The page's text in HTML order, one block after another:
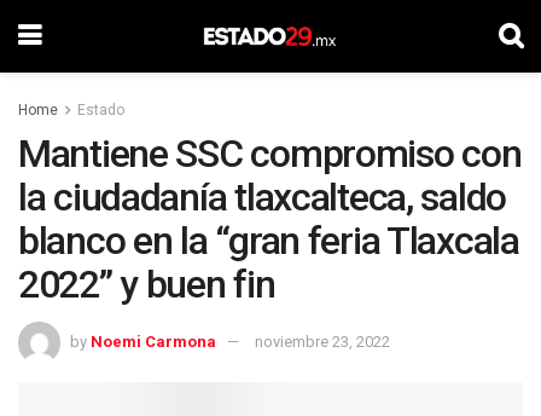
Home Estado
Mantiene SSC compromiso con
la ciudadanía tlaxcalteca, saldo
blanco en la “gran feria Tlaxcala
2022” y buen fin
by Noemi Carmona noviembre 23, 2022